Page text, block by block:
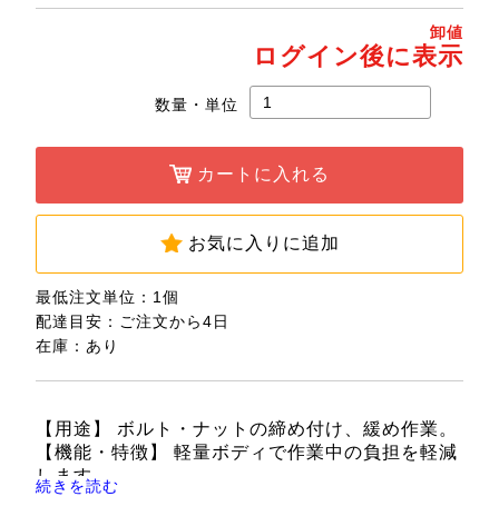
卸値
ログイン後に表示
数量・単位
カートに入れる
お気に入りに追加
最低注文単位：1個
配達目安：ご注文から4日
在庫：あり
【用途】 ボルト・ナットの締め付け、緩め作業。
【機能・特徴】 軽量ボディで作業中の負担を軽減
します。
【仕様】 ●最大口幅：24mm。
続きを読む